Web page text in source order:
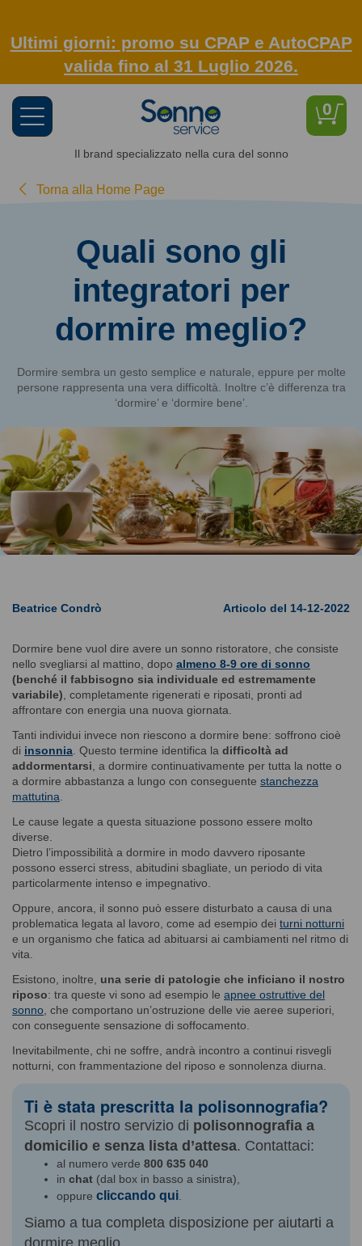
Ultimi giorni: promo su CPAP e AutoCPAP
valida fino al 31 Luglio 2026.
0
Toggle
navigation
Il brand specializzato nella cura del sonno
Torna alla Home Page
Quali sono gli
integratori per
dormire meglio?
Dormire sembra un gesto semplice e naturale, eppure per molte
persone rappresenta una vera difficoltà. Inoltre c’è differenza tra
‘dormire’ e ‘dormire bene’.
Beatrice Condrò Articolo del 14-12-2022
Dormire bene vuol dire avere un sonno ristoratore, che consiste
nello svegliarsi al mattino, dopo almeno 8-9 ore di sonno
(benché il fabbisogno sia individuale ed estremamente
variabile) , completamente rigenerati e riposati, pronti ad
affrontare con energia una nuova giornata.
Tanti individui invece non riescono a dormire bene: soffrono cioè
di insonnia . Questo termine identifica la difficoltà ad
addormentarsi , a dormire continuativamente per tutta la notte o
a dormire abbastanza a lungo con conseguente stanchezza
mattutina
Le cause legate a questa situazione possono essere molto
diverse.
Dietro l’impossibilità a dormire in modo davvero riposante
possono esserci stress, abitudini sbagliate, un periodo di vita
particolarmente intenso e impegnativo.
Oppure, ancora, il sonno può essere disturbato a causa di una
problematica legata al lavoro, come ad esempio dei turni notturni
e un organismo che fatica ad abituarsi ai cambiamenti nel ritmo di
vita.
Esistono, inoltre, una serie di patologie che inficiano il nostro
riposo: tra queste vi sono ad esempio le apnee ostruttive del
sonno , che comportano un’ostruzione delle vie aeree superiori,
con conseguente sensazione di soffocamento.
Inevitabilmente, chi ne soffre, andrà incontro a continui risvegli
notturni, con frammentazione del riposo e sonnolenza diurna.
Ti è stata prescritta la polisonnografia?
Scopri il nostro servizio di polisonnografia a
domicilio e senza lista d’attesa. Contattaci:
al numero verde 800 635 040
in chat (dal box in basso a sinistra),
oppure cliccando qui
Siamo a tua completa disposizione per aiutarti a
dormire meglio.